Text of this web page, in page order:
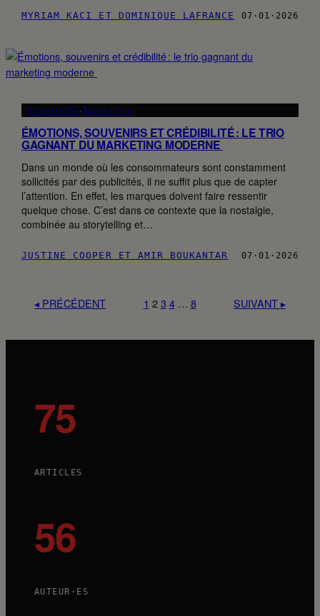
MYRIAM KACI ET DOMINIQUE LAFRANCE 07·01·2026
Créativité· Nostalgie
ÉMOTIONS, SOUVENIRS ET CRÉDIBILITÉ : LE TRIO
GAGNANT DU MARKETING MODERNE
Dans un monde où les consommateurs sont constamment
sollicités par des publicités, il ne suffit plus que de capter
l’attention. En effet, les marques doivent faire ressentir
quelque chose. C’est dans ce contexte que la nostalgie,
combinée au storytelling et…
JUSTINE COOPER ET AMIR BOUKANTAR 07·01·2026
◂ PRÉCÉDENT 1 2 3 4 … 8 SUIVANT ▸
75
ARTICLES
56
AUTEUR·ES